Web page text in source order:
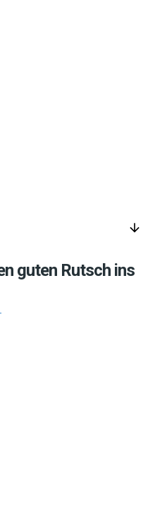
arrow_downward
guten Rutsch ins